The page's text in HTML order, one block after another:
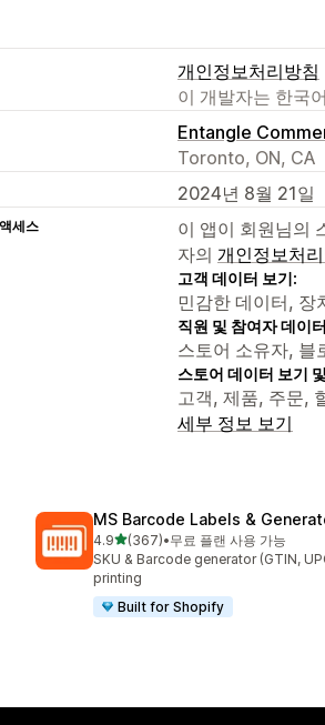
개인정보처리방침
이 개발자는 한국
Entangle
Toronto, ON, CA
2024년 8월 21일
세스
이 앱이 회원님의
자의 개인정보처
고객 데이터 보기:
민감한 데이터, 장
직원 및 참여자 데이
스토어 소유자, 블
스토어 데이터 보기
고객, 제품, 주문,
세부 정보 보기
MS Barcode Labels &
4.9별 5개 중
(367)
총 리뷰 367개
•무료 플랜 사용 가능
SKU & Barcode generator (GTIN,
printing
Built for Shopify